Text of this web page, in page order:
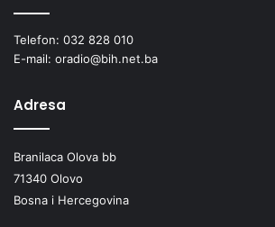
Telefon: 032 828 010
E-mail: oradio@bih.net.ba
Adresa
Branilaca Olova bb
71340 Olovo
Bosna i Hercegovina